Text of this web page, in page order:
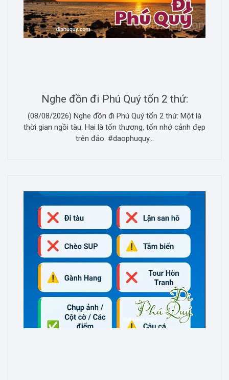
Nghe đồn đi Phú Quý tốn 2 thứ:
(08/08/2026) Nghe đồn đi Phú Quý tốn 2 thứ: Một là
thời gian ngồi tàu. Hai là tốn thương, tốn nhớ cảnh đẹp
trên đảo. #daophuquy...